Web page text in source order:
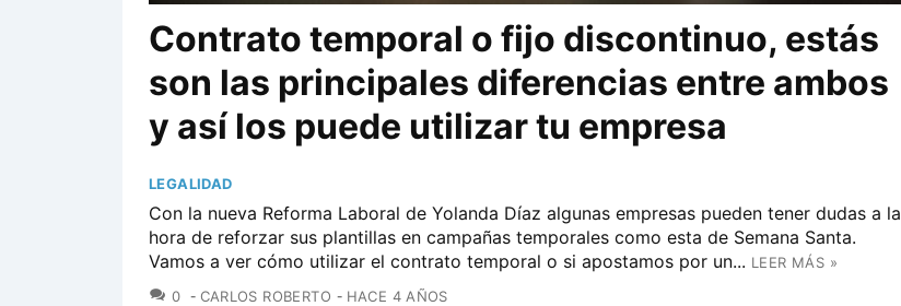
Contrato temporal o fijo discontinuo, estás
son las principales diferencias entre ambos
y así los puede utilizar tu empresa
LEGALIDAD
Con la nueva Reforma Laboral de Yolanda Díaz algunas empresas pueden tener dudas a la
hora de reforzar sus plantillas en campañas temporales como esta de Semana Santa.
Vamos a ver cómo utilizar el contrato temporal o si apostamos por un... LEER MÁS »
0 COMENTARIOS
CARLOS ROBERTO HACE 4 AÑOS